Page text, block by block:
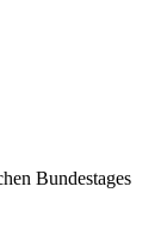
Bundestages